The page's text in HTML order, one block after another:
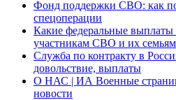
Фонд поддержки СВО: как
спецоперации
Какие федеральные
участникам СВО и их
Служба по контракту в
довольствие, выплаты
О НАС | ИА Военные
новости